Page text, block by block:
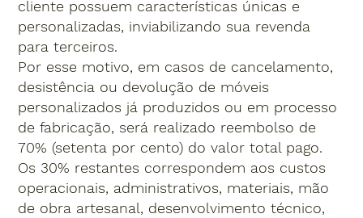
cliente possuem características únicas e
personalizadas, inviabilizando sua revenda
para terceiros.
Por esse motivo, em casos de cancelamento,
desistência ou devolução de móveis
personalizados já produzidos ou em processo
de fabricação, será realizado reembolso de
70% (setenta por cento) do valor total pago.
Os 30% restantes correspondem aos custos
operacionais, administrativos, materiais, mão
de obra artesanal, desenvolvimento técnico,